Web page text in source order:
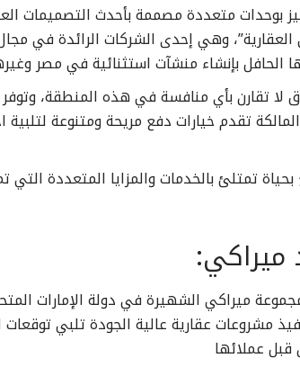
بوحدات متعددة مصممة بأحدث التصميمات
وهي إحدى الشركات الرائدة في
الحافل بإنشاء منشآت استثنائية في مصر
لا تقارن بأي منافسة في هذه المنطقة،
تقدم خيارات دفع مريحة ومتنوعة لتلبية
تمتلئ بالخدمات والمزايا المتعددة التي
ميراكي:
ميراكي الشهيرة في دولة الإمارات
عقارية عالية الجودة تلبي توقعات
عملائها